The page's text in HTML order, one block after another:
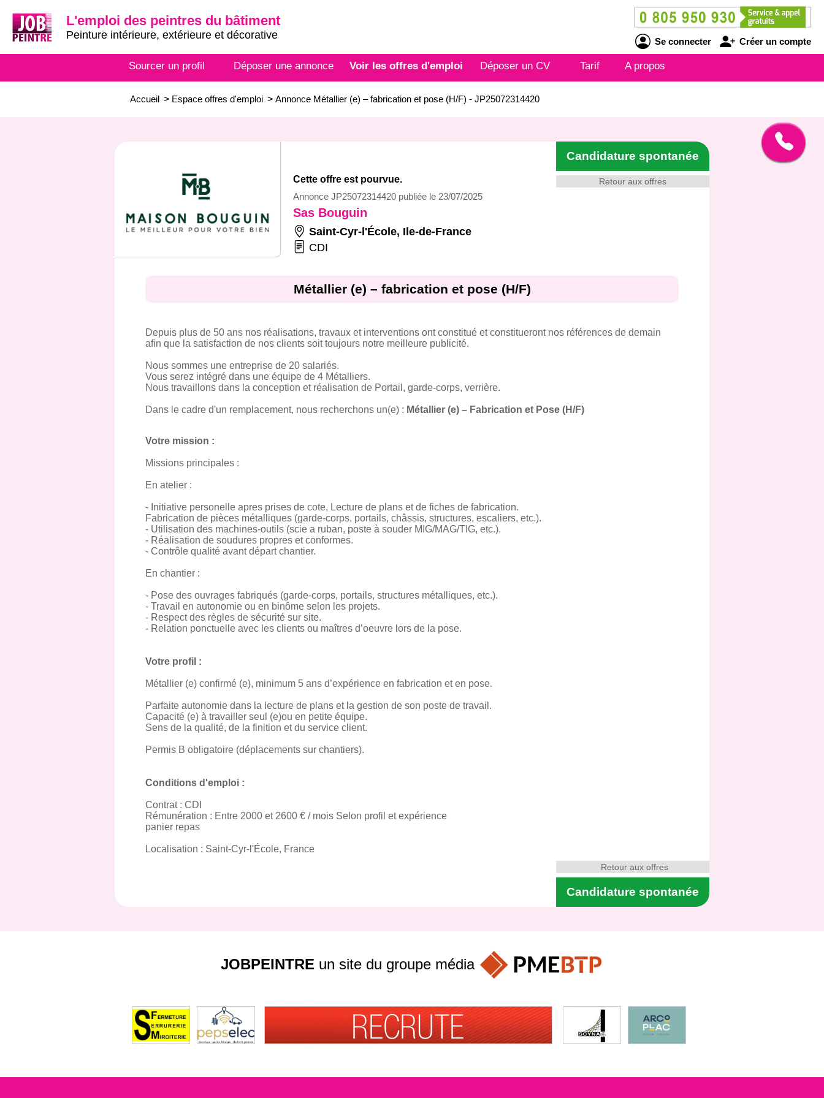
L'emploi des peintres du bâtiment
Peinture intérieure, extérieure et décorative
Se connecter Créer un compte
Sourcer un profil Déposer une annonce Voir les offres d'emploi Déposer un CV Tarif A propos
Accueil > Espace offres d'emploi > Annonce Métallier (e) – fabrication et pose (H/F) - JP25072314420
Retour aux offres
Candidature spontanée
Cette offre est pourvue.
Annonce JP25072314420 publiée le 23/07/2025
Sas Bouguin
Saint-Cyr-l'École, Ile-de-France
CDI
Métallier (e) – fabrication et pose (H/F)
Depuis plus de 50 ans nos réalisations, travaux et interventions ont constitué et constitueront nos références de demain
afin que la satisfaction de nos clients soit toujours notre meilleure publicité.
Nous sommes une entreprise de 20 salariés.
Vous serez intégré dans une équipe de 4 Métalliers.
Nous travaillons dans la conception et réalisation de Portail, garde-corps, verrière.
Dans le cadre d'un remplacement, nous recherchons un(e) : Métallier (e) – Fabrication et Pose (H/F)
Votre mission :
Missions principales :
En atelier :
- Initiative personelle apres prises de cote, Lecture de plans et de fiches de fabrication.
Fabrication de pièces métalliques (garde-corps, portails, châssis, structures, escaliers, etc.).
- Utilisation des machines-outils (scie a ruban, poste à souder MIG/MAG/TIG, etc.).
- Réalisation de soudures propres et conformes.
- Contrôle qualité avant départ chantier.
En chantier :
- Pose des ouvrages fabriqués (garde-corps, portails, structures métalliques, etc.).
- Travail en autonomie ou en binôme selon les projets.
- Respect des règles de sécurité sur site.
- Relation ponctuelle avec les clients ou maîtres d’oeuvre lors de la pose.
Votre profil :
Métallier (e) confirmé (e), minimum 5 ans d’expérience en fabrication et en pose.
Parfaite autonomie dans la lecture de plans et la gestion de son poste de travail.
Capacité (e) à travailler seul (e)ou en petite équipe.
Sens de la qualité, de la finition et du service client.
Permis B obligatoire (déplacements sur chantiers).
Conditions d'emploi :
Contrat : CDI
Rémunération : Entre 2000 et 2600 € / mois Selon profil et expérience
panier repas
Localisation : Saint-Cyr-l'École, France
Candidature spontanée
Retour aux offres
JOBPEINTRE un site du groupe média